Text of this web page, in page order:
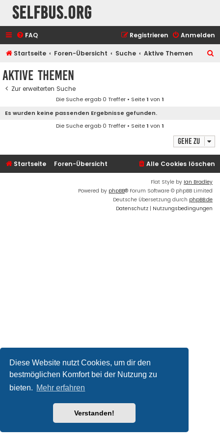
Diese Website nutzt Cookies, um dir den
bestmöglichen Komfort bei der Nutzung zu
bieten. Mehr erfahren
Verstanden!
selfbus.org
FAQ Anmelden
Registrieren
Startseite Foren-Übersicht Suche Aktive Themen
Aktive Themen
Zur erweiterten Suche
Die Suche ergab 0 Treffer • Seite1 von 1
Es wurden keine passenden Ergebnisse gefunden.
Die Suche ergab 0 Treffer • Seite1 von 1
Gehe zu
Startseite Foren-Übersicht Alle Cookies löschen
Flat Style by Ian Bradley
Powered by phpBB® Forum Software © phpBB Limited
Deutsche Übersetzung durch phpBB.de
Datenschutz | Nutzungsbedingungen